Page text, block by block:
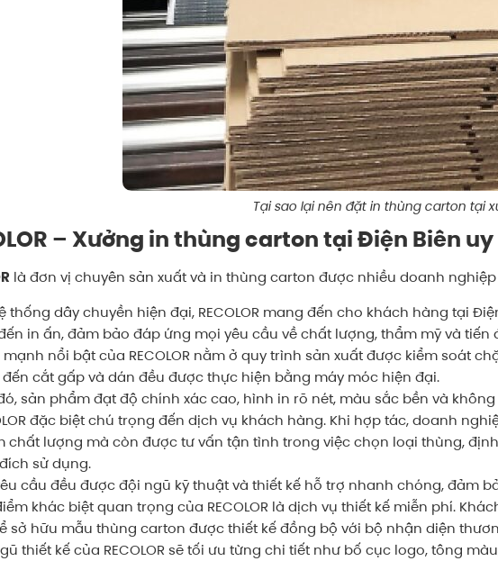
Tại sao lại nên đặt in thùng carton tại
– Xưởng in thùng carton tại Điện Biên
là đơn vị chuyên sản xuất và in thùng carton được nhiều doanh
thống dây chuyền hiện đại, RECOLOR mang đến cho khách hàng tại
in ấn, đảm bảo đáp ứng mọi yêu cầu về chất lượng, thẩm mỹ và tiến
nổi bật của RECOLOR nằm ở quy trình sản xuất được kiểm soát
cắt gấp và dán đều được thực hiện bằng máy móc hiện đại.
sản phẩm đạt độ chính xác cao, hình in rõ nét, màu sắc bền và
đặc biệt chú trọng đến dịch vụ khách hàng. Khi hợp tác, doanh
chất lượng mà còn được tư vấn tận tình trong việc chọn loại thùng,
sử dụng.
cầu đều được đội ngũ kỹ thuật và thiết kế hỗ trợ nhanh chóng, đảm
khác biệt quan trọng của RECOLOR là dịch vụ thiết kế miễn phí.
sở hữu mẫu thùng carton được thiết kế đồng bộ với bộ nhận diện
thiết kế của RECOLOR sẽ tối ưu từng chi tiết như bố cục logo, tông